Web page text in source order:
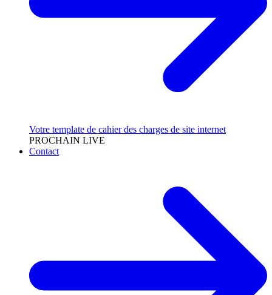
Votre template de cahier des charges de site internet
PROCHAIN LIVE
Contact